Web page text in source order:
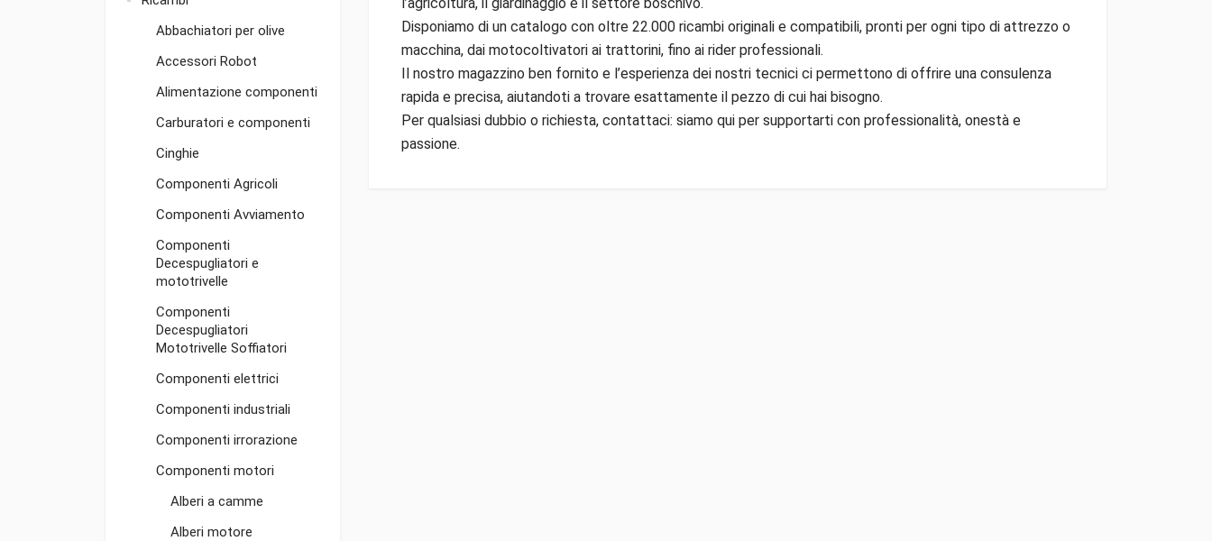
Abbachiatori per olive
Accessori Robot
Alimentazione componenti
Carburatori e componenti
Cinghie
Componenti Agricoli
Componenti Avviamento
Componenti
Decespugliatori e
mototrivelle
Componenti
Decespugliatori
Mototrivelle Soffiatori
Componenti elettrici
Componenti industriali
Componenti irrorazione
Componenti motori
Alberi a camme
Alberi motore
Disponiamo di un catalogo con oltre 22.000 ricambi originali e compatibili, pronti per ogni tipo di attrezzo o
macchina, dai motocoltivatori ai trattorini, fino ai rider professionali.
Il nostro magazzino ben fornito e l’esperienza dei nostri tecnici ci permettono di offrire una consulenza
rapida e precisa, aiutandoti a trovare esattamente il pezzo di cui hai bisogno.
Per qualsiasi dubbio o richiesta, contattaci: siamo qui per supportarti con professionalità, onestà e
passione.